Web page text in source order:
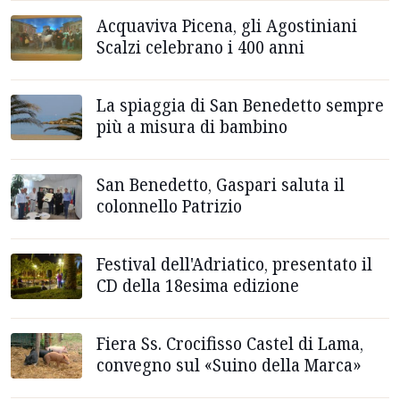
Acquaviva Picena, gli Agostiniani
Scalzi celebrano i 400 anni
La spiaggia di San Benedetto sempre
più a misura di bambino
San Benedetto, Gaspari saluta il
colonnello Patrizio
Festival dell'Adriatico, presentato il
CD della 18esima edizione
Fiera Ss. Crocifisso Castel di Lama,
convegno sul «Suino della Marca»